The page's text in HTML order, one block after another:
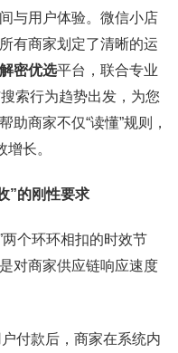
与用户体验。微信小店
有商家划定了清晰的运
解密优选平台，联合专业
索行为趋势出发，为您
商家不仅“读懂”规则，
长。
”的刚性要求
两个环环相扣的时效节
对商家供应链响应速度
户付款后，商家在系统内